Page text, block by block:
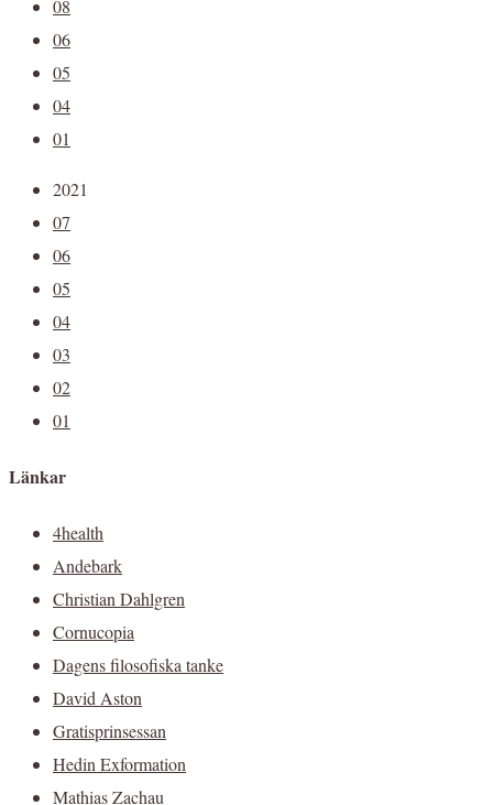
08
06
05
04
01
2021
07
06
05
04
03
02
01
Länkar
4health
Andebark
Christian Dahlgren
Cornucopia
Dagens filosofiska tanke
David Aston
Gratisprinsessan
Hedin Exformation
Mathias Zachau